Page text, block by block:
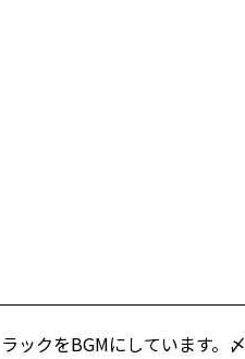
ックをBGMにしています。